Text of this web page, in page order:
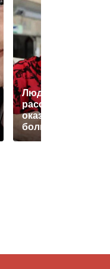
Людмила Поргина
рассказала, как
оказалась в
больнице